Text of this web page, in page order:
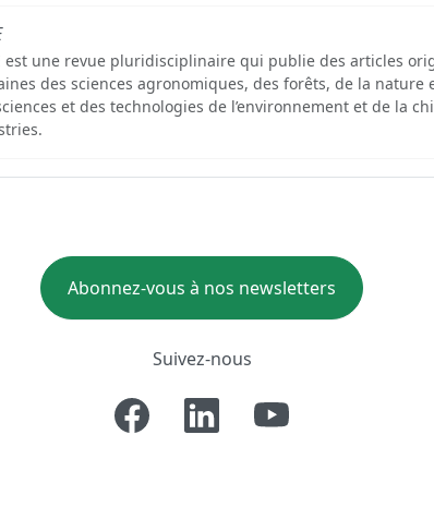
est une revue pluridisciplinaire qui publie des articles
des sciences agronomiques, des forêts, de la nature
et des technologies de l’environnement et de la
Abonnez-vous à nos newsletters
Suivez-nous